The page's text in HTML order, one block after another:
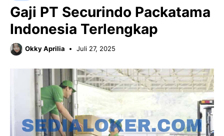
Gaji PT Securindo Packatama
Indonesia Terlengkap
Okky Aprilia Juli 27, 2025